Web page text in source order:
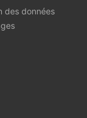
des données